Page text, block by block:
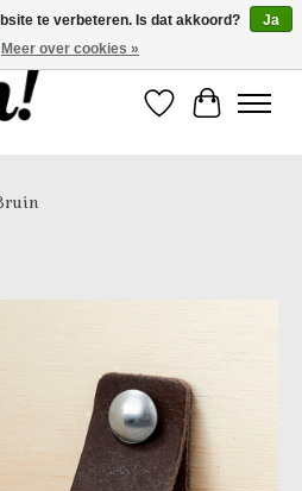
Verlanglijst
te verbeteren. Is dat akkoord?
Ja
Meer over cookies »